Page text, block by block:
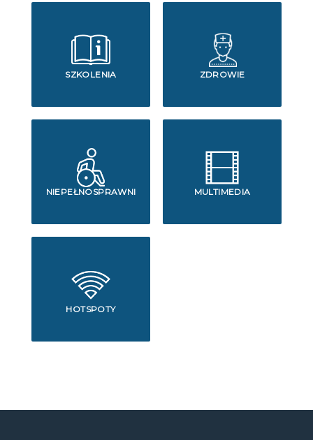
SZKOLENIA ZDROWIE
NIEPEŁNOSPRAWNI MULTIMEDIA
HOTSPOTY